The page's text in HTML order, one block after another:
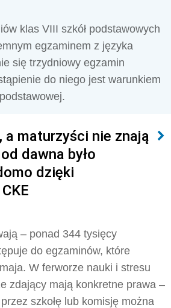
klas VIII szkół podstawowych
egzaminem z języka
się trzydniowy egzamin
do niego jest warunkiem
maturzyści nie znają
dawna było
dzięki
– ponad 344 tysięcy
do egzaminów, które
W ferworze nauki i stresu
zdający mają konkretne prawa –
szkołę lub komisję można